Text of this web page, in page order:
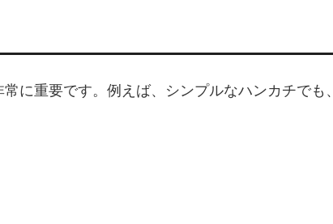
に重要です。例えば、シンプルなハンカチでも、